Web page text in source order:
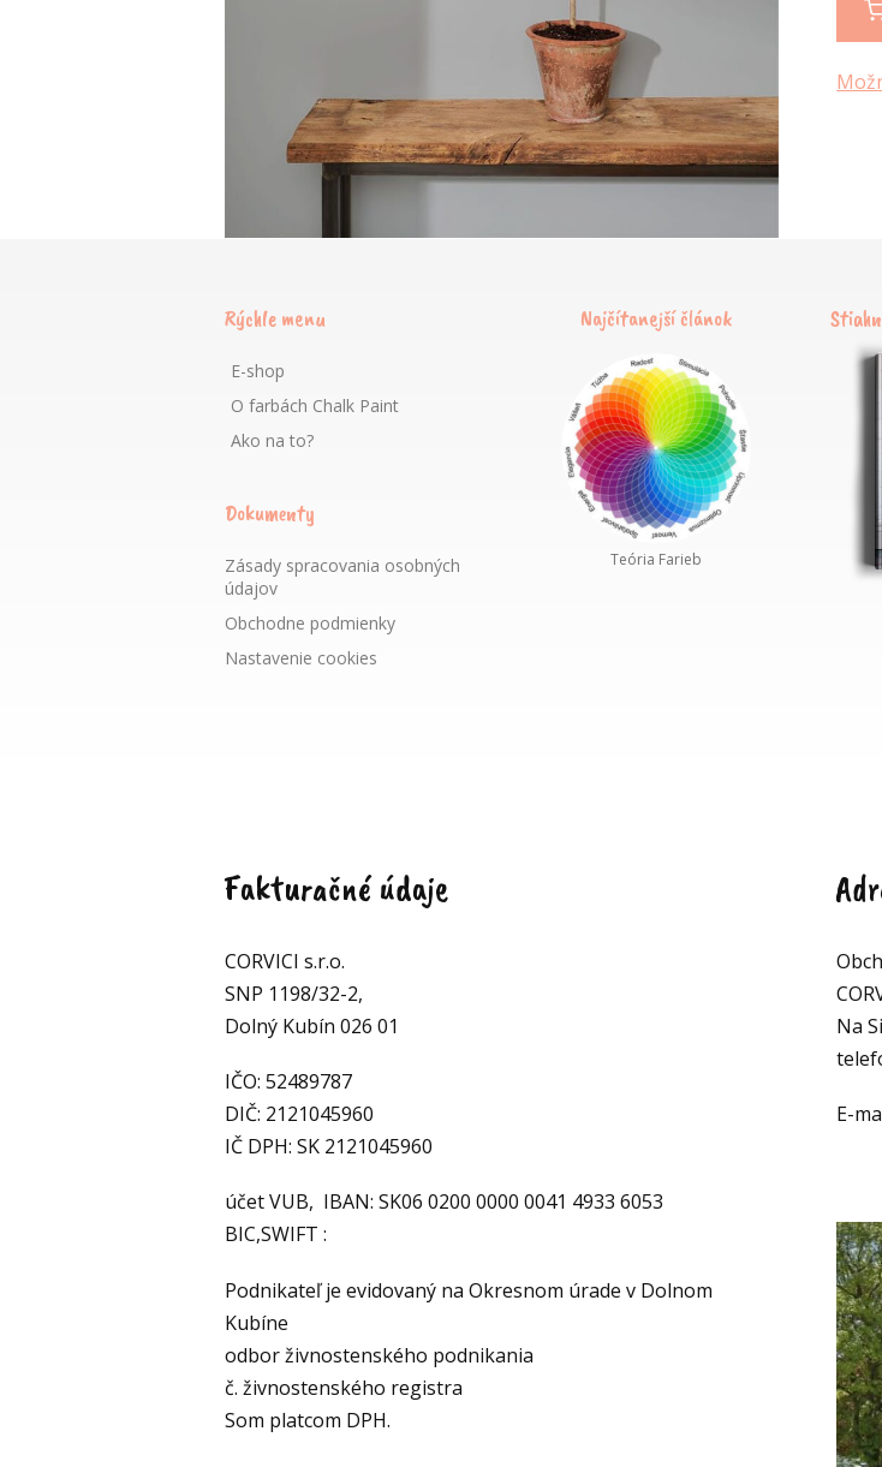
Rýchle menu
E-shop
O farbách Chalk Paint
Ako na to?
Dokumenty
Zásady spracovania osobných
údajov
Obchodne podmienky
Nastavenie cookies
Najčítanejší článok
Teória Farieb
Fakturačné údaje
CORVICI s.r.o.
SNP 1198/32-2,
Dolný Kubín 026 01
IČO: 52489787
DIČ: 2121045960
IČ DPH: SK 2121045960
účet VUB, IBAN: SK06 0200 0000 0041 4933 6053
BIC,SWIFT :
Podnikateľ je evidovaný na Okresnom úrade v Dolnom
Kubíne
odbor živnostenského podnikania
č. živnostenského registra
Som platcom DPH.
Na
E-